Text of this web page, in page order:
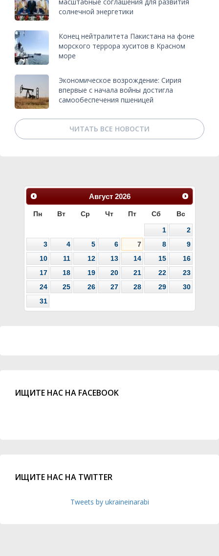
солнечной энергетики
Конец нейтралитета Пакистана на фоне
морского террора хуситов в Красном
море
Экономическое возрождение: Сирия
впервые с начала войны достигла
самообеспечения пшеницей
ЧИТАТЬ ВСЕ НОВОСТИ
Август 2026
Пн Вт Ср Чт Пт Сб Вс
1
2
3
4 5 6 7 8
9
10
11 12 13 14 15
16
17
18 19 20 21 22
23
24
25 26 27 28 29
30
31
ИЩИТЕ НАС НА FACEBOOK
ИЩИТЕ НАС НА TWITTER
Tweets by ukraineinarabi